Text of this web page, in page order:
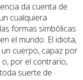
da cuenta de
cualquiera
formas simbólicas
el mundo. El idiota,
cuerpo, capaz por
por el contrario,
suerte de